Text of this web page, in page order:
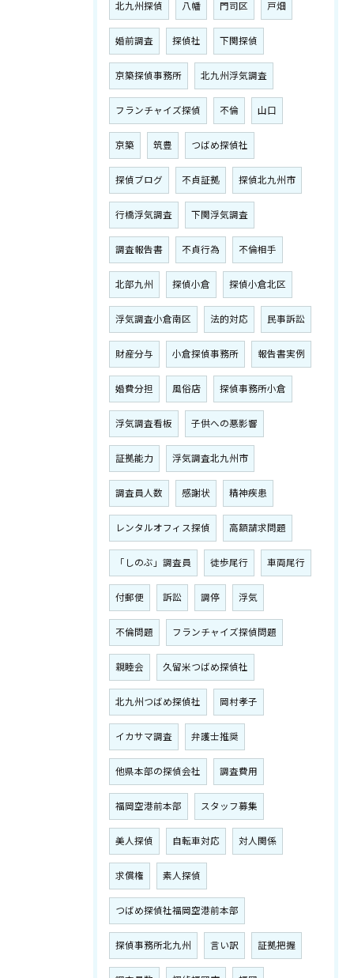
北九州探偵 八幡 門司区 戸畑
婚前調査 探偵社 下関探偵
京築探偵事務所 北九州浮気調査
フランチャイズ探偵 不倫 山口
京築 筑豊 つばめ探偵社
探偵ブログ 不貞証拠 探偵北九州市
行橋浮気調査 下関浮気調査
調査報告書 不貞行為 不倫相手
北部九州 探偵小倉 探偵小倉北区
浮気調査小倉南区 法的対応 民事訴訟
財産分与 小倉探偵事務所 報告書実例
婚費分担 風俗店 探偵事務所小倉
浮気調査看板 子供への悪影響
証拠能力 浮気調査北九州市
調査員人数 感謝状 精神疾患
レンタルオフィス探偵 高額請求問題
「しのぶ」調査員 徒歩尾行 車両尾行
付郵便 訴訟 調停 浮気
不倫問題 フランチャイズ探偵問題
親睦会 久留米つばめ探偵社
北九州つばめ探偵社 岡村孝子
イカサマ調査 弁護士推奨
他県本部の探偵会社 調査費用
福岡空港前本部 スタッフ募集
美人探偵 自転車対応 対人関係
求償権 素人探偵
つばめ探偵社福岡空港前本部
探偵事務所北九州 言い訳 証拠把握